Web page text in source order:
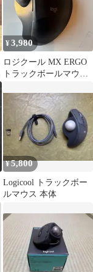
¥3,980
ロジクール MX ERGO
トラックボールマウス
¥5,800
Logicool トラックボー
ルマウス 本体